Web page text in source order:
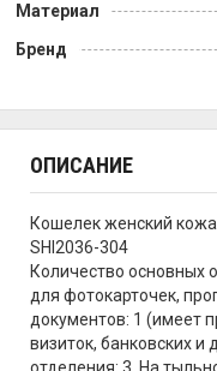
Материал
Бренд
ОПИСАНИЕ
Кошелек женский
SHI2036-304
Количество основных
для фотокарточек,
документов: 1 (имеет
визиток, банковских и